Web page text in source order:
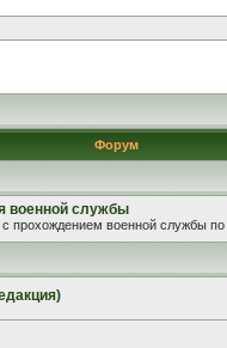
Форум
военной службы
прохождением военной службы по